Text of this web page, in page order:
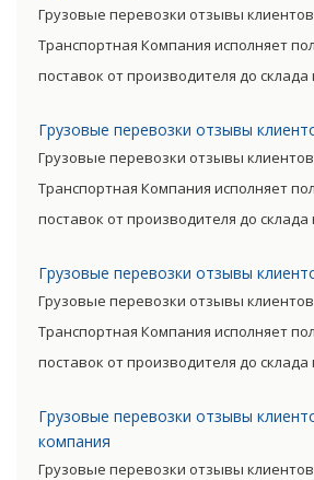
Грузовые перевозки отзывы
Транспортная Компания исполняет
поставок от производителя до
позволяют уменьшить транспортные
существенно снизив уровень
Грузовые перевозки отзывы
Грузовые перевозки отзывы
Транспортная Компания исполняет
поставок от производителя до
позволяют уменьшить транспортные
существенно снизив уровень
Грузовые перевозки отзывы
Грузовые перевозки отзывы
Транспортная Компания исполняет
поставок от производителя до
позволяют уменьшить транспортные
существенно снизив уровень
Грузовые перевозки отзывы
компания
Грузовые перевозки отзывы